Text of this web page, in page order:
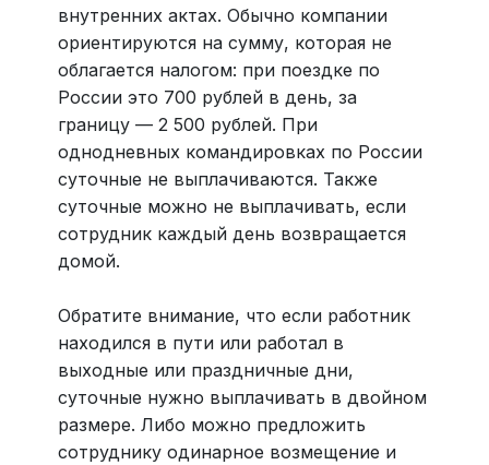
внутренних актах. Обычно компании
ориентируются на сумму, которая не
облагается налогом: при поездке по
России это 700 рублей в день, за
границу — 2 500 рублей. При
однодневных командировках по России
суточные не выплачиваются. Также
суточные можно не выплачивать, если
сотрудник каждый день возвращается
домой.
Обратите внимание, что если работник
находился в пути или работал в
выходные или праздничные дни,
суточные нужно выплачивать в двойном
размере. Либо можно предложить
сотруднику одинарное возмещение и